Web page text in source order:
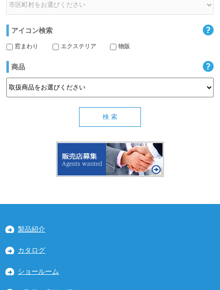
アイコン検索
窓まわり エクステリア 物販
商品
製品紹介
カタログ
ショールーム